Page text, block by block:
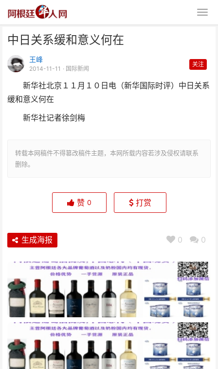
中日关系缓和意义何在
王峰
2014-11-11 · 国际新闻
关注
新华社北京１１月１０日电（新华国际时评）中日关系
缓和意义何在
新华社记者徐剑梅
转载本网稿件不得篡改稿件主题，本网所载内容若涉及侵权请联系
删除。
中日关系缓和意义何在
赞 0 打赏
0 0
生成海报